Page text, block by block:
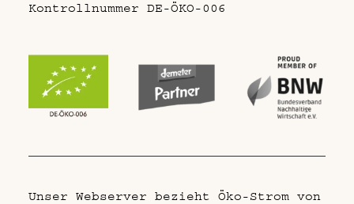
Kontrollnummer DE-ÖKO-006
Unser Webserver bezieht Öko-Strom von